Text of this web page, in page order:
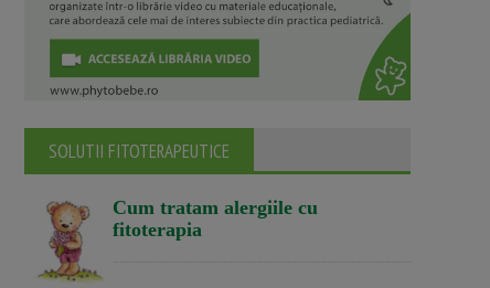
SOLUTII FITOTERAPEUTICE
Cum tratam alergiile cu
fitoterapia